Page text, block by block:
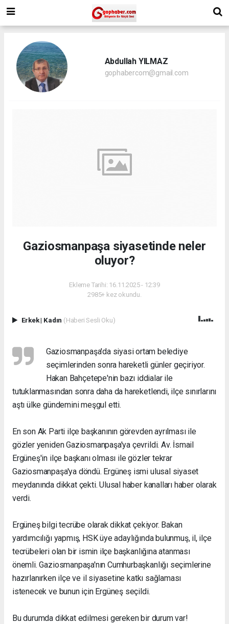
Abdullah YILMAZ
gophabercom@gmail.com
Gaziosmanpaşa siyasetinde neler
oluyor?
Ekleme Tarihi: 16.11.2025 - 12:39
2985+ kez okundu.
Erkek| Kadın (Haberi Sesli Oku)
Gaziosmanpaşa'da siyasi ortam belediye
seçimlerinden sonra hareketli günler geçiriyor.
Hakan Bahçetepe'nin bazı iddialar ile
tutuklanmasından sonra daha da hareketlendi, ilçe sınırlarını
aştı ülke gündemini meşgul etti.
En son Ak Parti ilçe başkanının görevden ayrılması ile
gözler yeniden Gaziosmanpaşa'ya çevrildi. Av. İsmail
Ergüneş'in ilçe başkanı olması ilegözler tekrar
Gaziosmanpaşa'ya döndü. Ergüneş ismi ulusal siyaset
meydanında dikkat çekti. Ulusal haber kanalları haber olarak
verdi.
Ergüneş bilgi tecrübe olarak dikkat çekiyor. Bakan
yardımcılığı yapmış, HSK üye adaylığında bulunmuş, il, ilçe
tecrübeleri olan bir ismin ilçe başkanlığına atanması
önemli. Gaziosmanpaşa'nın Cumhurbaşkanlığı seçimlerine
hazırlanırken ilçe ve il siyasetine katkı sağlaması
istenecek ve bunun için Ergüneş seçildi.
Bu durumda dikkat edilmesi gereken bir durum var!